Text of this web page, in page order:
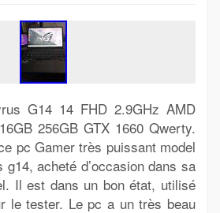
G14 14 FHD 2.9GHz AMD
256GB GTX 1660 Qwerty.
pc Gamer très puissant model
acheté d’occasion dans sa
Il est dans un bon état, utilisé
le tester. Le pc a un très beau